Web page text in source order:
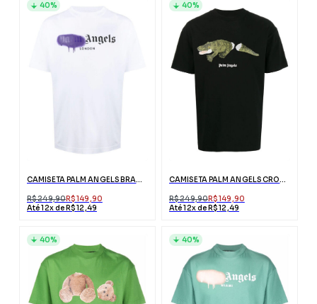
CAMISETA PALM ANGELS BRANCA LONDON COM LOGO
R$ 249,90R$ 149,90
Até 12x de R$ 12,49
40%
CAMISETA PALM ANGELS CROCODILO PRETA COM LOGO
R$ 249,90R$ 149,90
Até 12x de R$ 12,49
40%
40% 40%